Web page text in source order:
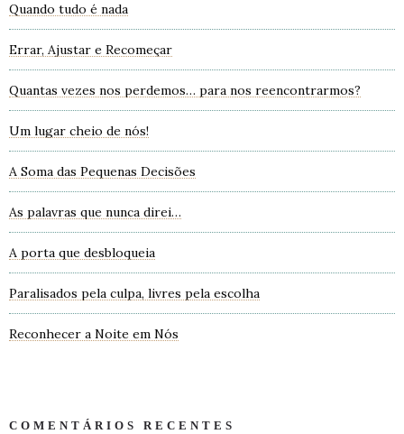
Quando tudo é nada
Errar, Ajustar e Recomeçar
Quantas vezes nos perdemos… para nos reencontrarmos?
Um lugar cheio de nós!
A Soma das Pequenas Decisões
As palavras que nunca direi…
A porta que desbloqueia
Paralisados pela culpa, livres pela escolha
Reconhecer a Noite em Nós
COMENTÁRIOS RECENTES